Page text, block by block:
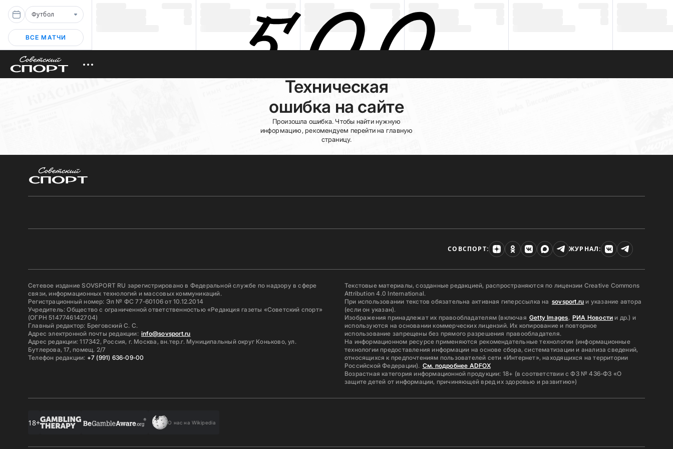
Футбол
ВСЕ МАТЧИ
Техническая
ошибка на сайте
Произошла ошибка. Чтобы найти нужную
информацию, рекомендуем перейти на главную
страницу.
СОВСПОРТ: ЖУРНАЛ:
Сетевое издание SOVSPORT RU зарегистрировано в Федеральной службе по надзору в сфере
связи, информационных технологий и массовых коммуникаций.
Регистрационный номер: Эл № ФС 77-60106 от 10.12.2014
Учредитель: Общество с ограниченной ответственностью «Редакция газеты «Советский спорт»
(ОГРН 5147746142704)
Главный редактор: Бреговский С. С.
Адрес электронной почты редакции: info@sovsport.ru
Адрес редакции: 117342, Россия, г. Москва, вн.тер.г. Муниципальный округ Коньково, ул.
Бутлерова, 17, помещ. 2/7
Телефон редакции: +7 (991) 636-09-00
Текстовые материалы, созданные редакцией, распространяются по лицензии Creative Commons
Attribution 4.0 International.
При использовании текстов обязательна активная гиперссылка на sovsport.ru и указание автора
(если он указан).
Изображения принадлежат их правообладателям (включая Getty Images, РИА Новости и др.) и
используются на основании коммерческих лицензий. Их копирование и повторное
использование запрещены без прямого разрешения правообладателя.
На информационном ресурсе применяются рекомендательные технологии (информационные
технологии предоставления информации на основе сбора, систематизации и анализа сведений,
относящихся к предпочтениям пользователей сети «Интернет», находящихся на территории
Российской Федерации). См. подробнее ADFOX
Возрастная категория информационной продукции: 18+ (в соответствии с ФЗ № 436-ФЗ «О
защите детей от информации, причиняющей вред их здоровью и развитию»)
18+ О нас на Wikipedia